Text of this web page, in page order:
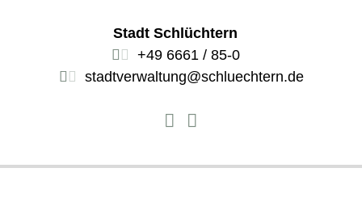
Stadt Schlüchtern
+49 6661 / 85-0
stadtverwaltung@schluechtern.de